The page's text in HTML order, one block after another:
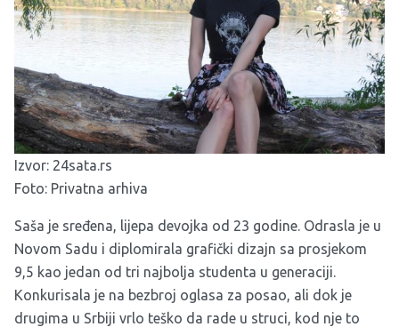
Izvor: 24sata.rs
Foto: Privatna arhiva
Saša je sređena, lijepa devojka od 23 godine. Odrasla je u
Novom Sadu i diplomirala grafički dizajn sa prosjekom
9,5 kao jedan od tri najbolja studenta u generaciji.
Konkurisala je na bezbroj oglasa za posao, ali dok je
drugima u Srbiji vrlo teško da rade u struci, kod nje to